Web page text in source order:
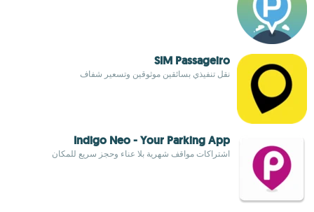
SIM Passageiro
نقل تنفيذي بسائقين موثوقين وتسعير شفاف
Indigo Neo - Your Parking App
اشتراكات مواقف شهرية بلا عناء وحجز سريع للمكان